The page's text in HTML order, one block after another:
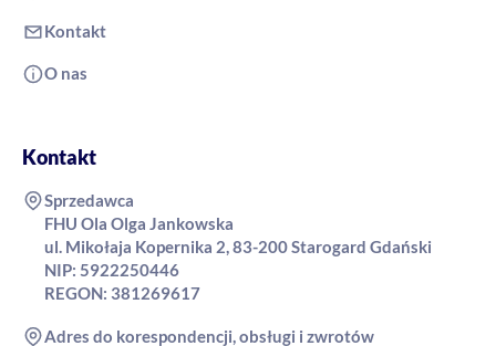
Kontakt
O nas
Kontakt
Sprzedawca
FHU Ola Olga Jankowska
ul. Mikołaja Kopernika 2, 83-200 Starogard Gdański
NIP: 5922250446
REGON: 381269617
Adres do korespondencji, obsługi i zwrotów